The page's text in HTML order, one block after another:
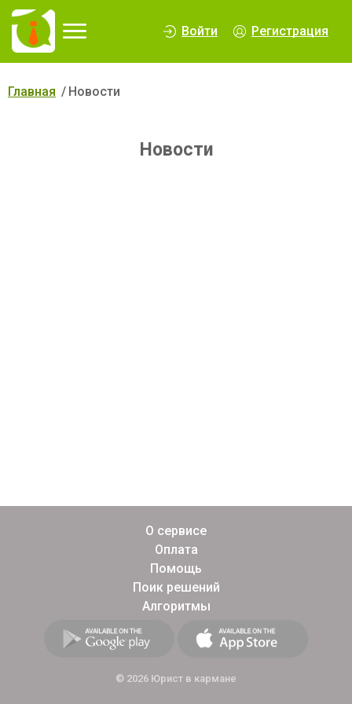
Войти Регистрация
Главная Новости
Новости
О сервисе
Оплата
Помощь
Поик решений
Алгоритмы
© 2026 Юрист в кармане